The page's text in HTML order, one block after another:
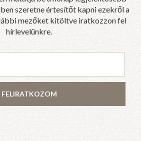
szeretne értesítőt kapni ezekről a
mezőket kitöltve iratkozzon fel
hírlevelünkre.
FELIRATKOZOM